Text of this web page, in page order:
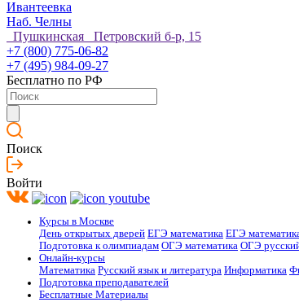
Ивантеевка
Наб. Челны
Пушкинская Петровский б-р, 15
+7 (800) 775-06-82
+7 (495) 984-09-27
Бесплатно по РФ
Поиск
Войти
Курсы в Москве
День открытых дверей ЕГЭ математика ЕГЭ
Подготовка к олимпиадам ОГЭ математика ОГЭ
Онлайн-курсы
Математика Русский язык и литература Информатика
Подготовка преподавателей
Бесплатные Материалы